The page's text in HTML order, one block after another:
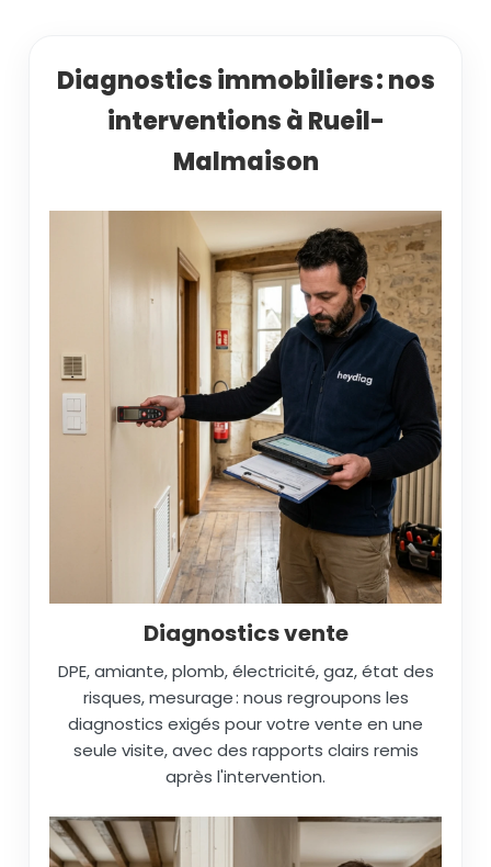
Diagnostics immobiliers : nos
interventions à Rueil-
Malmaison
Diagnostics vente
DPE, amiante, plomb, électricité, gaz, état des
risques, mesurage : nous regroupons les
diagnostics exigés pour votre vente en une
seule visite, avec des rapports clairs remis
après l'intervention.